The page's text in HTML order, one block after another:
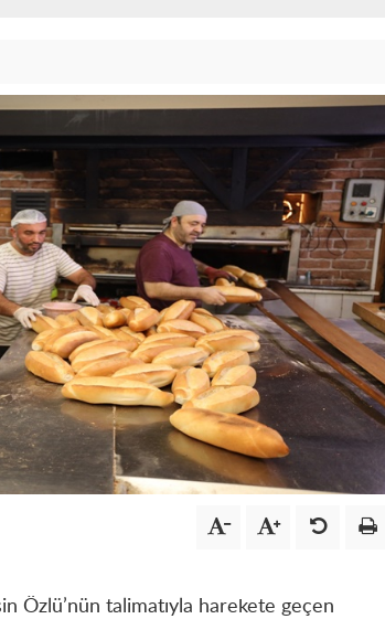
Özlü’nün talimatıyla harekete geçen